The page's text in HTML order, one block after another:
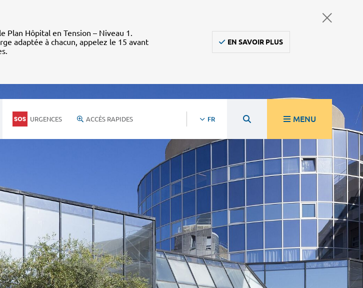
Plan Hôpital en Tension – Niveau 1.
adaptée à chacun, appelez le 15 avant
EN SAVOIR PLUS
URGENCES ACCÈS RAPIDES FR MENU